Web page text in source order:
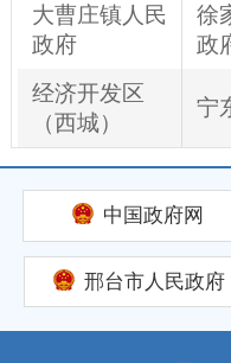
大曹庄镇人民
政府
徐
政
经济开发区
（西城）
宁
中国政府网
邢台市人民政府